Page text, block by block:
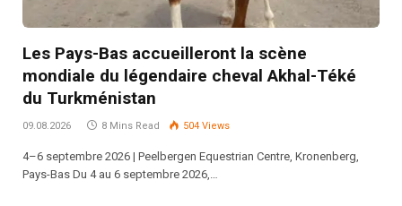
Les Pays-Bas accueilleront la scène
mondiale du légendaire cheval Akhal-Téké
du Turkménistan
09.08.2026 8 Mins Read 504 Views
4–6 septembre 2026 | Peelbergen Equestrian Centre, Kronenberg,
Pays-Bas Du 4 au 6 septembre 2026,…